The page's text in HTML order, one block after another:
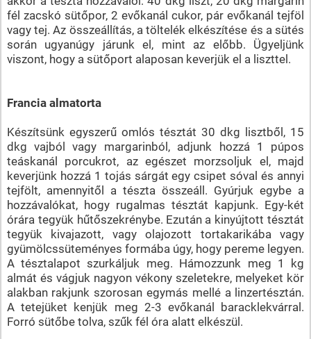
fél zacskó sütőpor, 2 evőkanál cukor, pár evőkanál tejföl
vagy tej. Az összeállítás, a töltelék elkészítése és a sütés
során ugyanúgy járunk el, mint az előbb. Ügyeljünk
viszont, hogy a sütőport alaposan keverjük el a liszttel.
Francia almatorta
Készítsünk egyszerű omlós tésztát 30 dkg lisztből, 15
dkg vajból vagy margarinból, adjunk hozzá 1 púpos
teáskanál porcukrot, az egészet morzsoljuk el, majd
keverjünk hozzá 1 tojás sárgát egy csipet sóval és annyi
tejfölt, amennyitől a tészta összeáll. Gyúrjuk egybe a
hozzávalókat, hogy rugalmas tésztát kapjunk. Egy-két
órára tegyük hűtőszekrénybe. Ezután a kinyújtott tésztát
tegyük kivajazott, vagy olajozott tortakarikába vagy
gyümölcssüteményes formába úgy, hogy pereme legyen.
A tésztalapot szurkáljuk meg. Hámozzunk meg 1 kg
almát és vágjuk nagyon vékony szeletekre, melyeket kör
alakban rakjunk szorosan egymás mellé a linzertésztán.
A tetejüket kenjük meg 2-3 evőkanál baracklekvárral.
Forró sütőbe tolva, szűk fél óra alatt elkészül.